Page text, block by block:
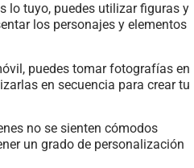
lo tuyo, puedes utilizar figuras y
los personajes y elementos
puedes tomar fotografías en
en secuencia para crear tu
no se sienten cómodos
un grado de personalización